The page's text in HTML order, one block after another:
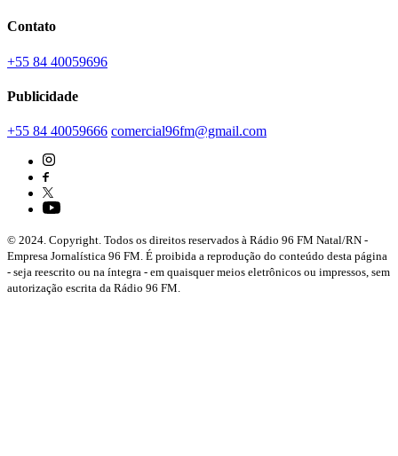
Contato
+55 84 40059696
Publicidade
+55 84 40059666 comercial96fm@gmail.com
© 2024. Copyright. Todos os direitos reservados à Rádio 96 FM Natal/RN -
Empresa Jornalística 96 FM. É proibida a reprodução do conteúdo desta página
- seja reescrito ou na íntegra - em quaisquer meios eletrônicos ou impressos, sem
autorização escrita da Rádio 96 FM.